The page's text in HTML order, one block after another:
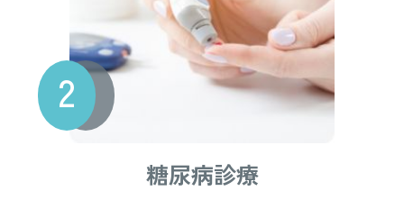
新規開院のお知らせ
糖尿病予備群（境界型）と言われたら｜
瑞浪市の糖尿病専門医
2026.5.26
CPAP治療開始までの流れ｜瑞浪市の内科
糖尿病診療